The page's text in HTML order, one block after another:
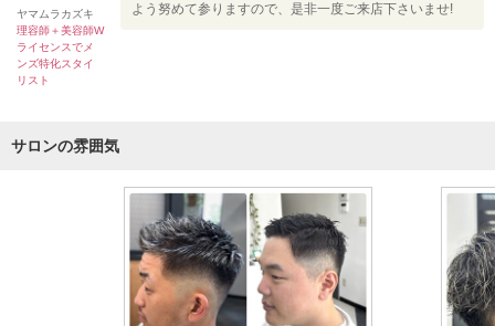
ヤマムラカズキ
理容師＋美容師W
ライセンスでメ
ンズ特化スタイ
リスト
よう努めて参りますので、是非一度ご来店下さいませ!
サロンの雰囲気